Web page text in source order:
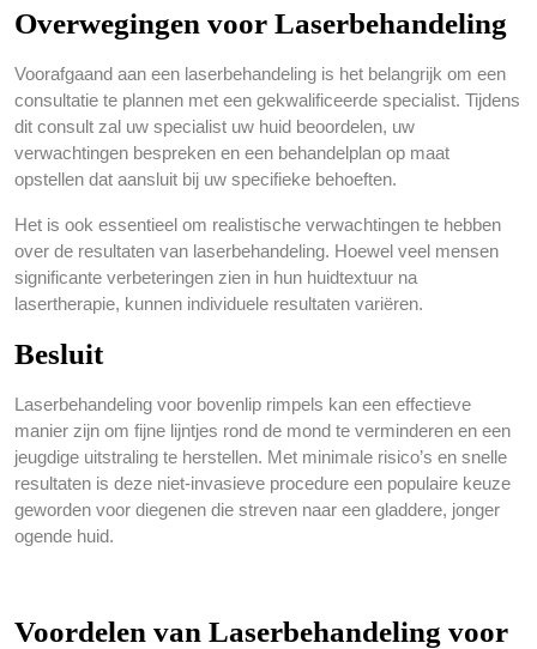
Overwegingen voor Laserbehandeling
Voorafgaand aan een laserbehandeling is het belangrijk om een
consultatie te plannen met een gekwalificeerde specialist. Tijdens
dit consult zal uw specialist uw huid beoordelen, uw
verwachtingen bespreken en een behandelplan op maat
opstellen dat aansluit bij uw specifieke behoeften.
Het is ook essentieel om realistische verwachtingen te hebben
over de resultaten van laserbehandeling. Hoewel veel mensen
significante verbeteringen zien in hun huidtextuur na
lasertherapie, kunnen individuele resultaten variëren.
Besluit
Laserbehandeling voor bovenlip rimpels kan een effectieve
manier zijn om fijne lijntjes rond de mond te verminderen en een
jeugdige uitstraling te herstellen. Met minimale risico’s en snelle
resultaten is deze niet-invasieve procedure een populaire keuze
geworden voor diegenen die streven naar een gladdere, jonger
ogende huid.
Voordelen van Laserbehandeling voor